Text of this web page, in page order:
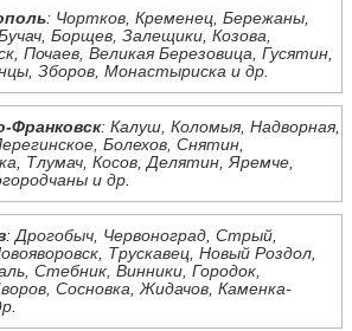
: Чортков, Кременец, Бережаны,
Борщев, Залещики, Козова,
Почаев, Великая Березовица, Гусятин,
Зборов, Монастыриска и др.
Франковск: Калуш, Коломыя, Надворная,
Болехов, Снятин,
Тлумач, Косов, Делятин, Яремче,
и др.
: Дрогобыч, Червоноград, Стрый,
Трускавец, Новый Роздол,
Стебник, Винники, Городок,
Сосновка, Жидачов, Каменка-